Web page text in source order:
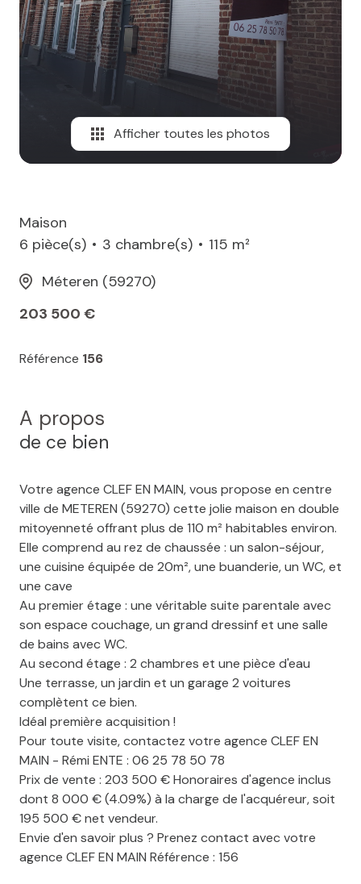
Afficher toutes les photos
Maison
6 pièce(s)
3 chambre(s)
115 m²
Méteren (59270)
203 500 €
Référence 156
A propos
de ce bien
Votre agence CLEF EN MAIN, vous propose en centre
ville de METEREN (59270) cette jolie maison en double
mitoyenneté offrant plus de 110 m² habitables environ.
Elle comprend au rez de chaussée : un salon-séjour,
une cuisine équipée de 20m², une buanderie, un WC, et
une cave
Au premier étage : une véritable suite parentale avec
son espace couchage, un grand dressinf et une salle
de bains avec WC.
Au second étage : 2 chambres et une pièce d'eau
Une terrasse, un jardin et un garage 2 voitures
complètent ce bien.
Idéal première acquisition !
Pour toute visite, contactez votre agence CLEF EN
MAIN - Rémi ENTE : 06 25 78 50 78
Prix de vente : 203 500 € Honoraires d'agence inclus
dont 8 000 € (4.09%) à la charge de l'acquéreur, soit
195 500 € net vendeur.
Envie d'en savoir plus ? Prenez contact avec votre
agence CLEF EN MAIN Référence : 156